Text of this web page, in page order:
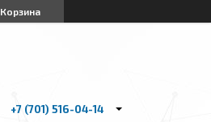
Корзина
+7 (701) 516-04-14